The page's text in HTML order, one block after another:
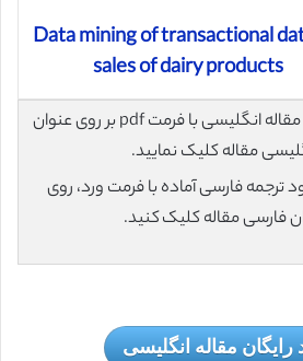
Data mining of transactional
sales of dairy products
برای دانلود رایگان مقاله انگلیسی با فرمت pdf بر روی عنوان
مقاله کلیک نمایید.
ترجمه فارسی آماده با فرمت ورد، روی
فارسی مقاله کلیک کنید.
رایگان مقاله انگلیسی